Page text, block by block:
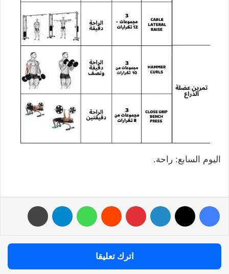
اليوم السابع: راحة.
فيسبوك لينكدإن بينتيريست واتساب تيلقرام
اترك تعليقا